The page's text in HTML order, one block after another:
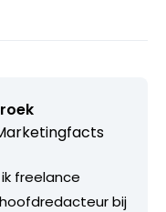
ik freelance
bij